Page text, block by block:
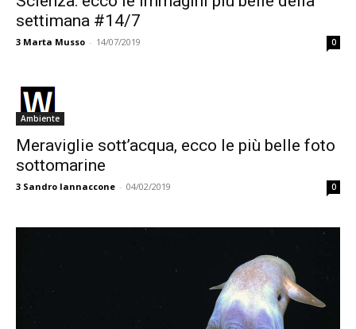
settimana #14/7
3 Marta Musso - 14/07/2019 0
Ambiente
Meraviglie sott’acqua, ecco le più belle foto
sottomarine
3 Sandro Iannaccone - 04/02/2019 0